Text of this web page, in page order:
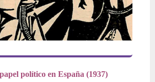
político en España (1937)